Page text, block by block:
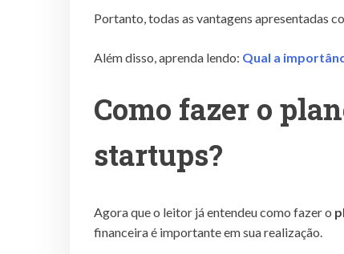
Portanto, todas as vantagens apresentadas
Além disso, aprenda lendo: Qual a
Como fazer o
startups?
Agora que o leitor já entendeu como fazer o
financeira é importante em sua realização.